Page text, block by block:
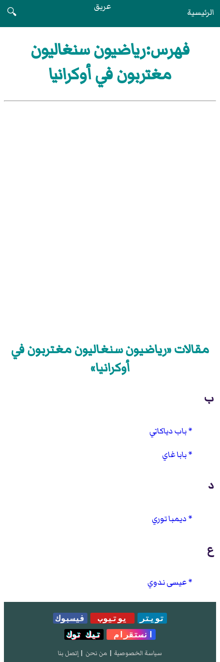
الرئيسية عريق
🔍
فهرس:رياضيون سنغاليون
مغتربون في أوكرانيا
مقالات «رياضيون سنغاليون مغتربون في
أوكرانيا»
ب
باب دياكاتي
بابا غاي
د
ديمبا توري
ع
عيسى ندوي
تويتر يوتيوب
فيسبوك
انستقرام
تيك توك
سياسة الخصوصية | من نحن | إتصل بنا